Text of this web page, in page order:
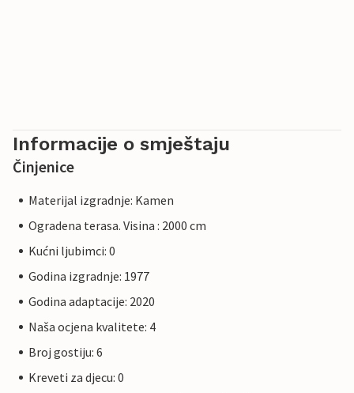
Informacije o smještaju
Činjenice
Materijal izgradnje: Kamen
Ogradena terasa. Visina : 2000 cm
Kućni ljubimci: 0
Godina izgradnje: 1977
Godina adaptacije: 2020
Naša ocjena kvalitete: 4
Broj gostiju: 6
Kreveti za djecu: 0